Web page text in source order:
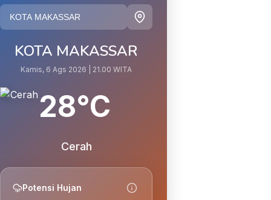
KOTA MAKASSAR
Kamis, 6 Ags 2026 | 21.00 WITA
28°C
Cerah
Potensi Hujan